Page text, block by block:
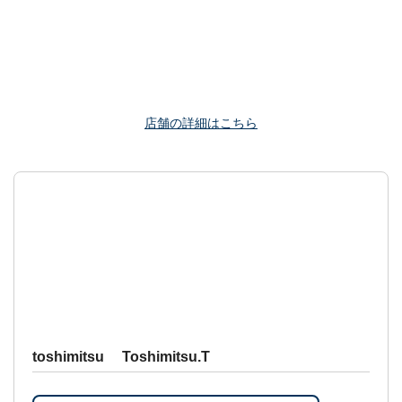
店舗の詳細はこちら
toshimitsu Toshimitsu.T